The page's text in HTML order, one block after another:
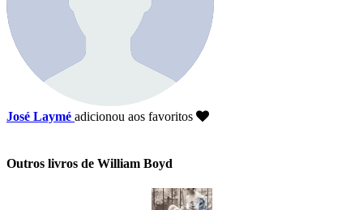
José Laymé adicionou aos favoritos
Outros livros de William Boyd